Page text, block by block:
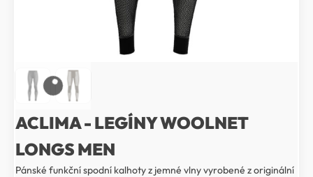
ACLIMA - LEGÍNY WOOLNET
LONGS MEN
Pánské funkční spodní kalhoty z jemné vlny vyrobené z originální